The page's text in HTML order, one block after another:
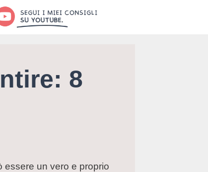
8
essere un vero e proprio